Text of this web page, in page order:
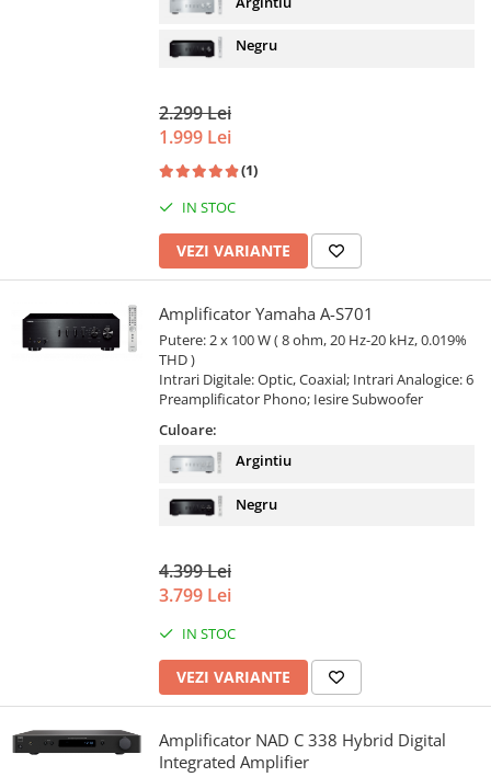
Negru
2.299 Lei
1.999 Lei
(1)
IN STOC
VEZI VARIANTE
Amplificator Yamaha A-S701
Putere: 2 x 100 W ( 8 ohm, 20 Hz-20 kHz, 0.019%
THD )
Intrari Digitale: Optic, Coaxial; Intrari Analogice: 6
Preamplificator Phono; Iesire Subwoofer
Culoare:
Argintiu
Negru
4.399 Lei
3.799 Lei
IN STOC
VEZI VARIANTE
Amplificator NAD C 338 Hybrid Digital
Integrated Amplifier